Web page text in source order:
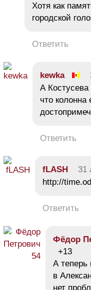
Хотя как
городской
Ответить
kewka
А Костусева
что
Ответить
fLASH 31
http://
Ответить
Фёдор
+13
А теперь
в
нет